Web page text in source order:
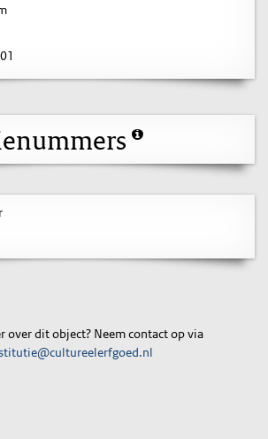
over dit object? Neem contact op via